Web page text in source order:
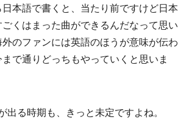
本語で書くと、当たり前ですけど日本
くはまった曲ができるんだなって思い
のファンには英語のほうが意味が伝わ
で通りどっちもやっていくと思いま
る時期も、きっと未定ですよね。